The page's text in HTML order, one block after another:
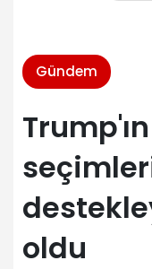
Gündem
oldu